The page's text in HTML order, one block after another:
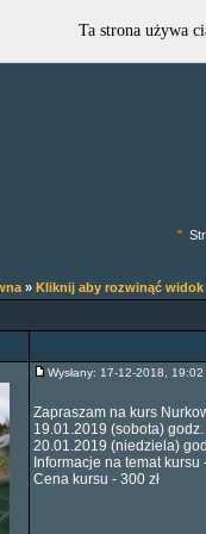
"
» Kliknij aby rozwinąć widok
Wysłany: 17-12-2018, 19:02
Zapraszam na kurs
19.01.2019 (sobota)
20.01.2019 (niedziela)
Informacje na temat
Cena kursu - 300 zł
Ta strona używa